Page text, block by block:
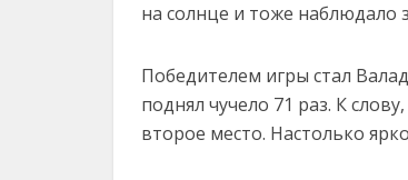
на солнце и тоже наблюдало
Победителем игры стал
поднял чучело 71 раз. К
второе место. Настолько